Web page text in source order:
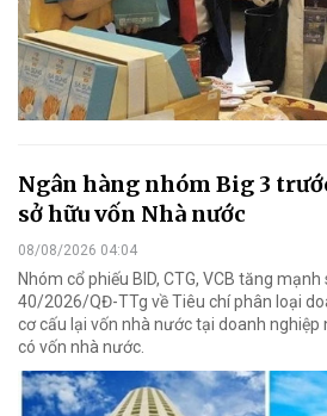
Ngân hàng nhóm Big 3
sở hữu vốn Nhà nước
08/08/2026 04:04
Nhóm cổ phiếu BID, CTG, VCB tăng
40/2026/QĐ-TTg về Tiêu chí phân loại
cơ cấu lại vốn nhà nước tại doanh nghiệp
có vốn nhà nước.